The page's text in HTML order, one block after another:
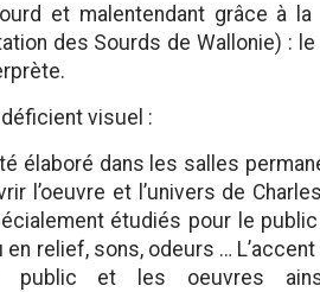
et malentendant grâce à la
des Sourds de Wallonie) :
visuel :
élaboré dans les salles
l’oeuvre et l’univers de
étudiés pour le
relief, sons, odeurs …
public et les oeuvres